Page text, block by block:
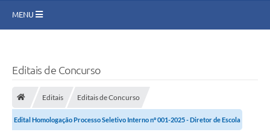
MENU
Turismo
Ouvidoria
Editais de Concurso
Editais Editais de Concurso
Edital Homologação Processo Seletivo Interno nº 001-2025 - Diretor de Escola